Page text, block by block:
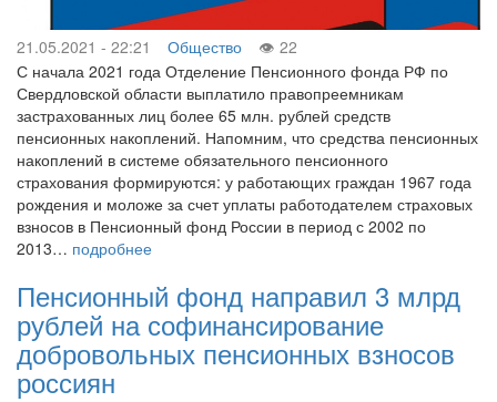
21.05.2021 - 22:21 Общество
22
С начала 2021 года Отделение Пенсионного фонда РФ по
Свердловской области выплатило правопреемникам
застрахованных лиц более 65 млн. рублей средств
пенсионных накоплений. Напомним, что средства пенсионных
накоплений в системе обязательного пенсионного
страхования формируются: у работающих граждан 1967 года
рождения и моложе за счет уплаты работодателем страховых
взносов в Пенсионный фонд России в период с 2002 по
2013… подробнее
Пенсионный фонд направил 3 млрд
рублей на софинансирование
добровольных пенсионных взносов
россиян